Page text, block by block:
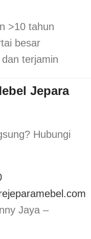
>10 tahun
besar
terjamin
Jepara
Hubungi
Jaya –